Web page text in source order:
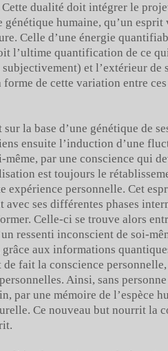
dualité doit intégrer le
génétique humaine, qu’un
Celle d’une énergie
l’ultime quantification de ce
et l’extérieur de
de cette variation entre
la base d’une génétique de
ensuite l’induction d’une
par une conscience qui
est toujours le
expérience personnelle. Cet
avec ses différentes phases
Celle-ci se trouve alors
ressenti inconscient de soi-
aux informations
fait la conscience
Ainsi, sans
par une mémoire de l’espèce
Ce nouveau but nourrit la